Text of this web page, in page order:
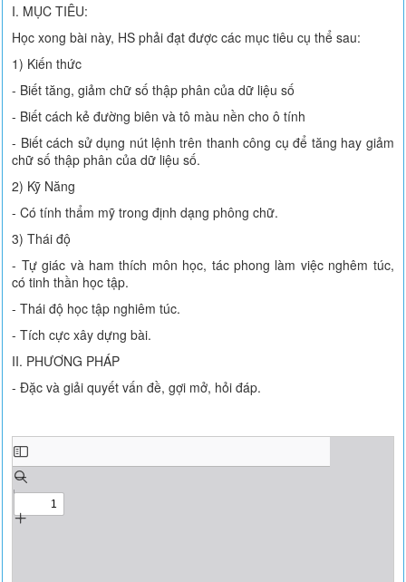
I. MỤC TIÊU:
Học xong bài này, HS phải đạt được các mục tiêu cụ thể sau:
1) Kiến thức
- Biết tăng, giảm chữ số thập phân của dữ liệu số
- Biết cách kẻ đường biên và tô màu nền cho ô tính
- Biết cách sử dụng nút lệnh trên thanh công cụ để tăng hay giảm
chữ số thập phân của dữ liệu số.
2) Kỹ Năng
- Có tính thẩm mỹ trong định dạng phông chữ.
3) Thái độ
- Tự giác và ham thích môn học, tác phong làm việc nghêm túc,
có tinh thần học tập.
- Thái độ học tập nghiêm túc.
- Tích cực xây dựng bài.
II. PHƯƠNG PHÁP
- Đặc và giải quyết vấn đề, gợi mở, hỏi đáp.